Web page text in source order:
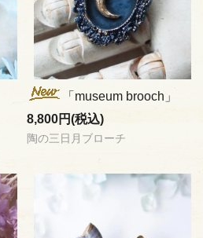
「museum brooch」
8,800円(税込)
陶の三日月ブローチ